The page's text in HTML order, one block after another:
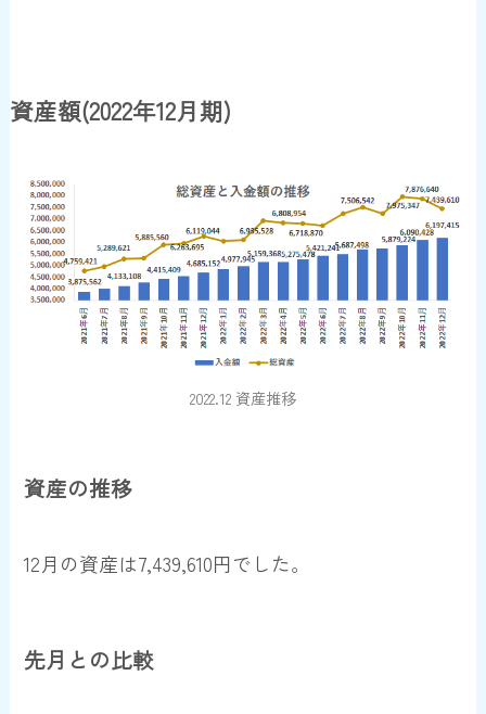
資産額(2022年12月期)
2022.12 資産推移
資産の推移
12月の資産は7,439,610円でした。
先月との比較